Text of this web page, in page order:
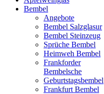
Bembel
Angebote
Bembel Salzglasur
Bembel Steinzeug
Sprüche Bembel
Heimweh Bembel
Frankforder
Bembelsche
Geburtstagsbembel
Frankfurt Bembel